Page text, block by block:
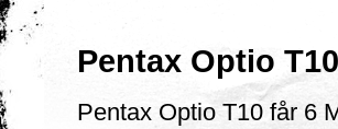
Pentax Optio T10
Pentax Optio T10 får 6